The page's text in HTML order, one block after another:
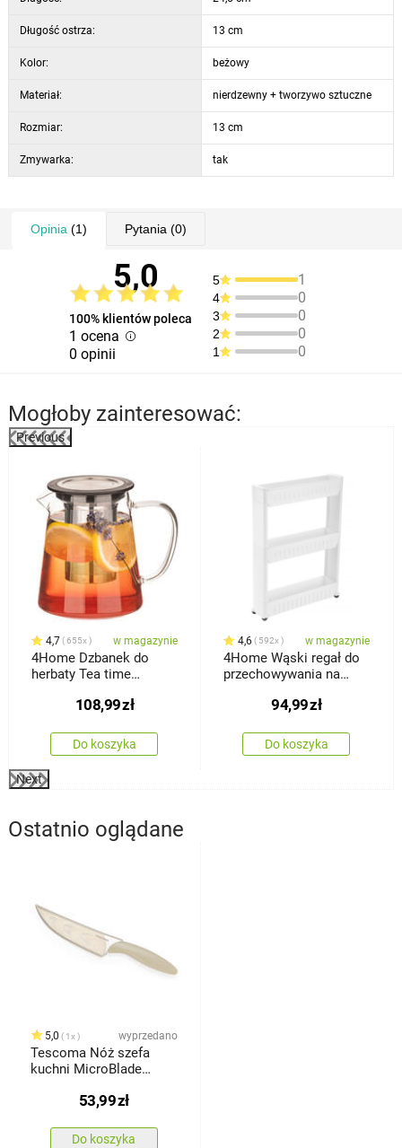
Długość ostrza: 13 cm
Kolor: beżowy
Materiał: nierdzewny + tworzywo sztuczne
Rozmiar: 13 cm
Zmywarka: tak
Opinia (1) Pytania (0)
5,0
100% klientów poleca
1 ocena
0 opinii
5 1
4 0
3 0
2 0
1 0
Mogłoby zainteresować:
Previous
4,7 655x w magazynie
4Home Dzbanek do
herbaty Tea time
108,99zł
Do koszyka
4,6 592x w magazynie
4Home Wąski regał do
przechowywania na
94,99zł
Do koszyka
Next
Ostatnio oglądane
5,0 1x wyprzedano
Tescoma Nóż szefa
kuchni MicroBlade
ochronną53,99zł
Do koszyka